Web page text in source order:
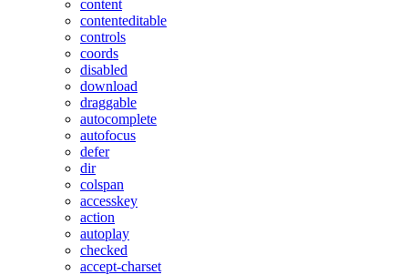
content
contenteditable
controls
coords
disabled
download
draggable
autocomplete
autofocus
defer
dir
colspan
accesskey
action
autoplay
checked
accept-charset